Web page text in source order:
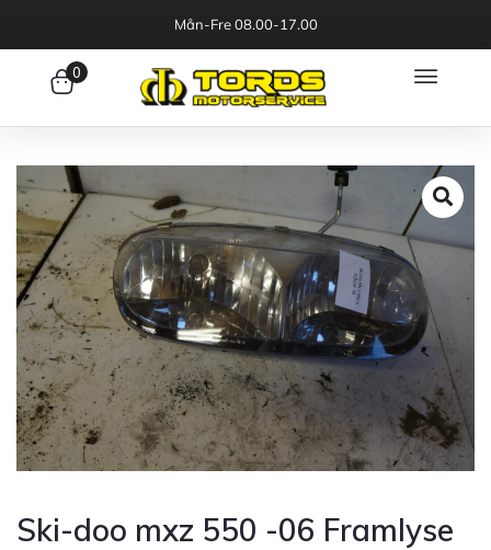
Mån-Fre 08.00-17.00
0
Ski-doo mxz 550 -06 Framlyse